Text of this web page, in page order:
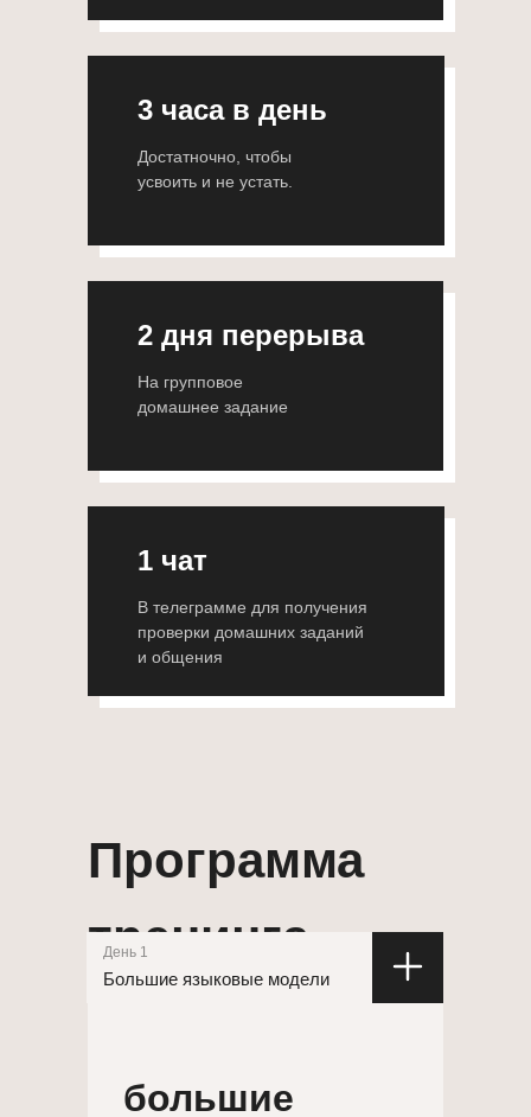
3 часа в день
Достатночно, чтобы
усвоить и не устать.
2 дня перерыва
На групповое
домашнее задание
1 чат
В телеграмме для получения
проверки домашних заданий
и общения
Программа
тренинга
Большие языковые модели
День 1
большие